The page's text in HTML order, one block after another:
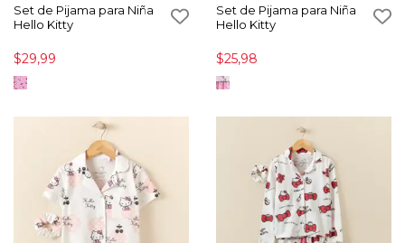
Set de Pijama para Niña
Hello Kitty
$29,99
Set de Pijama para Niña
Hello Kitty
$25,98